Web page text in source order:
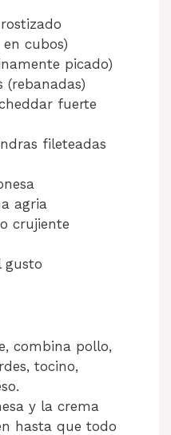
cubos)
picado)
(rebanadas)
fuerte
fileteadas
agria
crujiente
gusto
combina pollo,
tocino,
y la crema
hasta que todo